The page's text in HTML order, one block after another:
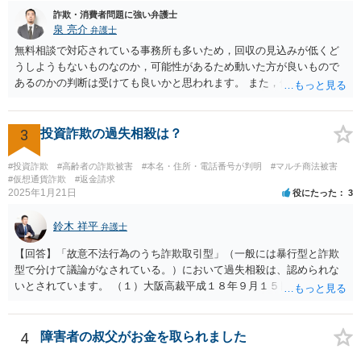
詐欺・消費者問題に強い弁護士
泉 亮介 弁護士
無料相談で対応されている事務所も多いため，回収の見込みが低くど
うしようもないものなのか，可能性があるため動いた方が良いもので
あるのかの判断は受けても良いかと思われます。 また，依頼された弁
金がされる可能性もあるかと思われます。
3 投資詐欺の過失相殺は？
#投資詐欺 #高齢者の詐欺被害 #本名・住所・電話番号が判明
#マルチ商法被害
#仮想通貨詐欺
#返金請求
2025年1月21日 役にたった 3
鈴木 祥平 弁護士
【回答】「故意不法行為のうち詐欺取引型」（一般には暴行型と詐欺
型で分けて議論がなされている。）において過失相殺は、認められな
いとされています。 （１）大阪高裁平成１８年９月１５日裁判例 裁判
相殺は、本来文字通り過失のある当事者同士の損害の公平な分担調整
のための法制度であり、元来故意の不法行為の場合にはなじまないも
のというべきである。なぜなら、故意の不法行為は、加害者が悪意を
4 障害者の叔父がお金を取られました